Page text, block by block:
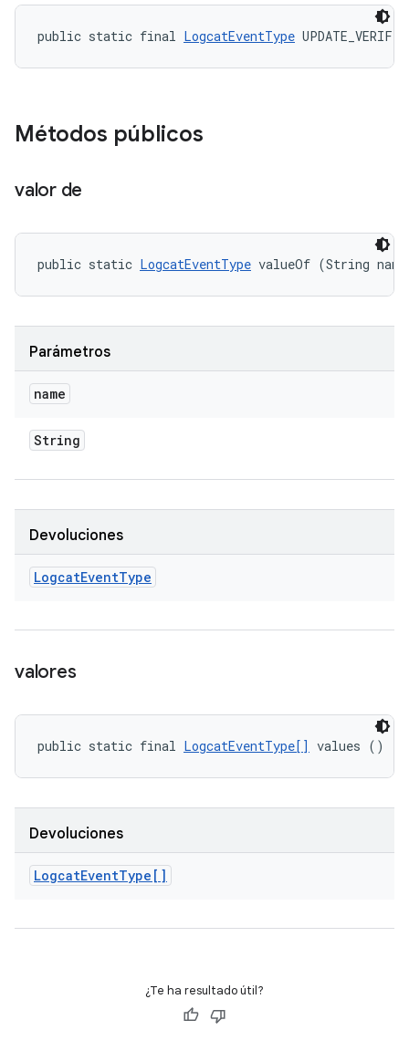
public static final LogcatEventType
Métodos públicos
valor de
public static LogcatEventType valueOf (String
Parámetros
name
String
Devoluciones
LogcatEventType
valores
public static final LogcatEventType[] values ()
Devoluciones
LogcatEventType[]
¿Te ha resultado útil?